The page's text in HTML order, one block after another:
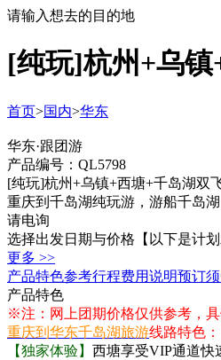
请输入想去的目的地
[纯玩]杭州+乌
首页>国内>华东
华东·跟团游
产品编号：QL5798
[纯玩]杭州+乌镇+西塘+千岛湖双
重庆到千岛湖纯玩游，游船千岛
请电询
选择出发日期与价格 【以下是计
更多 >>
产品特色参考行程费用说明预订
产品特色
※注：网上团期价格仅供参考，
重庆到华东千岛湖旅游线路特色：
【独家体验】 西塘享受VIP通道快